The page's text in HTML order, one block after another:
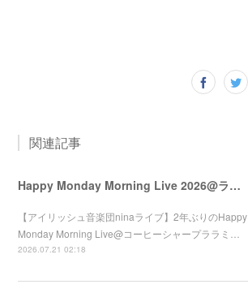
関連記事
Happy Monday Morning Live 2026@ララミー
【アイリッシュ音楽団ninaライブ】2年ぶりのHappy
Monday Morning Live@コーヒーシャープララミ…
2026.07.21 02:18